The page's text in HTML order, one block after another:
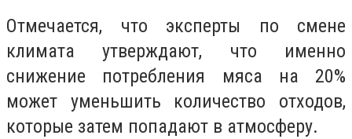
Отмечается, что эксперты по смене
климата утверждают, что именно
снижение потребления мяса на 20%
может уменьшить количество отходов,
которые затем попадают в атмосферу.